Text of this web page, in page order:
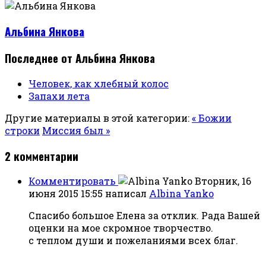
Альбина Янкова
Последнее от Альбина Янкова
Человек, как хлебный колос
Запахи лета
Другие материалы в этой категории:« Божии
строки Миссия был »
2 комментарии
Комментировать
Вторник, 16
июня 2015 15:55 написал Albina Yanko
Спасибо большое Елена за отклик. Рада Вашей
оценки на мое скромное творчество.
с теплом души и пожеланиями всех благ.